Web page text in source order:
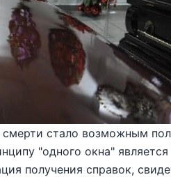
стало возможным
"одного окна"
получения справок,